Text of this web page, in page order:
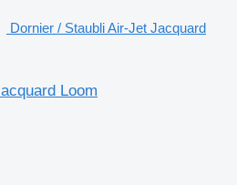
Dornier / Staubli Air-Jet Jacquard
Loom